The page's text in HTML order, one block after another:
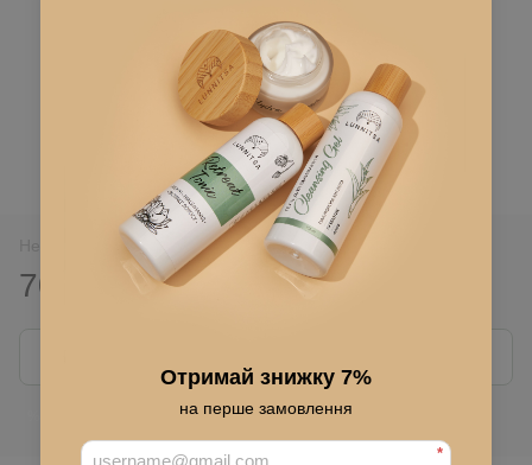
Отримай знижку 7%
на перше замовлення
*
Нет в наличии
70 грн 100 грн
для отображения накопительной скидки